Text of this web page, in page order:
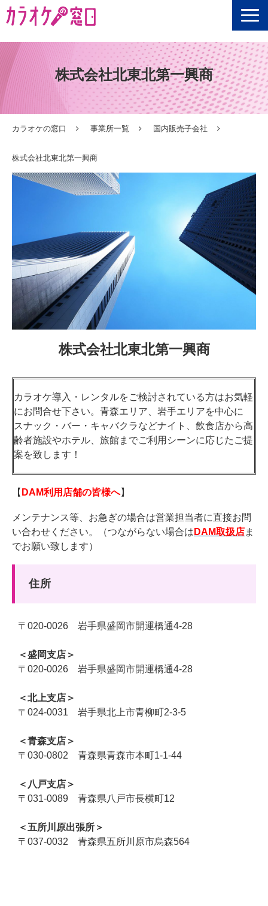
選定ポイント
ご利用シーン
商品一覧
情報の窓口
株式会社北東北第一興商
カラオケの窓口 事業所一覧 国内販売子会社
株式会社北東北第一興商
株式会社北東北第一興商
カラオケ導入・レンタルをご検討されている方はお気軽
にお問合せ下さい。青森エリア、岩手エリアを中心に
スナック・バー・キャバクラなどナイト、飲食店から高
齢者施設やホテル、旅館までご利用シーンに応じたご提
案を致します！
【 DAM利用店舗の皆様へ】
メンテナンス等、お急ぎの場合は営業担当者に直接お問
い合わせください。（つながらない場合は DAM取扱店ま
でお願い致します）
住所
〒020-0026 岩手県盛岡市開運橋通4-28
＜盛岡支店＞
〒020-0026 岩手県盛岡市開運橋通4-28
＜北上支店＞
〒024-0031 岩手県北上市青柳町2-3-5
＜青森支店＞
〒030-0802 青森県青森市本町1-1-44
＜八戸支店＞
〒031-0089 青森県八戸市長横町12
＜五所川原出張所＞
〒037-0032 青森県五所川原市烏森564